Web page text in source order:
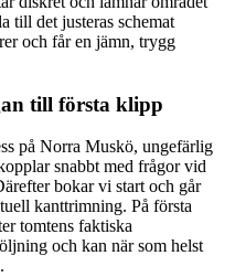
till det justeras schemat
och får en jämn, trygg
till första klipp
på Norra Muskö, ungefärlig
snabbt med frågor vid
bokar vi start och går
kanttrimning. På första
tomtens faktiska
och kan när som helst